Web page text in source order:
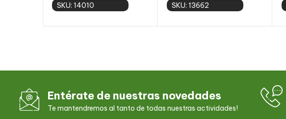
SKU: 14010
Add to cart
SKU: 13662
Add to cart
Entérate de nuestras novedades
Te mantendremos al tanto de todas nuestras actividades!